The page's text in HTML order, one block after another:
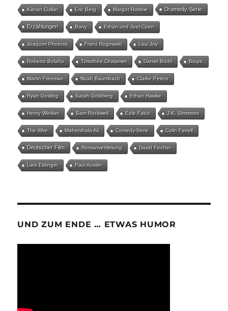
Kieran Culkin Eric Berg Margot Robbie Dramedy-Serie
Erzählungen Barry Ethan und Joel Coen
Joaquim Phoenix Franz Rogowski Lisa Joy
Roberto Bolaño Timothée Chalamet Daniel Brühl Biopic
Martin Freeman Noah Baumbach Clarke Peters
Ryan Gosling Sarah Goldberg Ethan Hawke
Henry Winkler Sam Rockwell Edie Falco J.K. Simmons
The Wire Mahershala Ali Comedy-Serie Colin Farrell
Deutscher Film Romanverfilmung David Fincher
Lars Eidinger Paul Auster
UND ZUM ENDE … ETWAS HUMOR